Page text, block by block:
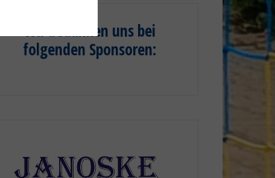
Wir bedanken uns bei
folgenden Sponsoren: